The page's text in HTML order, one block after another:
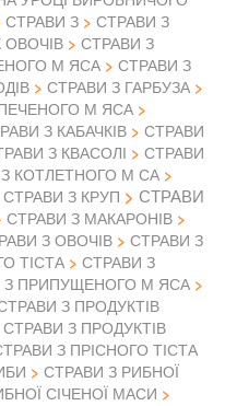
СТРАВИ З
СТРАВИ З
СТРАВИ З
М ЯСА
СТРАВИ З
СТРАВИ З ГАРБУЗА
М ЯСА
З КАБАЧКІВ
СТРАВИ
З КВАСОЛІ
СТРАВИ
КОТЛЕТНОГО М СА
СТРАВИ З КРУП
СТРАВИ
СТРАВИ З МАКАРОНІВ
З ОВОЧІВ
СТРАВИ З
ТІСТА
СТРАВИ З
З ПРИПУЩЕНОГО М ЯСА
З ПРОДУКТІВ
СТРАВИ З ПРОДУКТІВ
З ПРІСНОГО ТІСТА
СТРАВИ З РИБНОЇ
СІЧЕНОЇ МАСИ